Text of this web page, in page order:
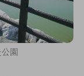
園